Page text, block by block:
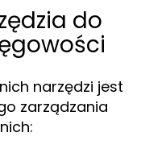
do
narzędzi jest
zarządzania